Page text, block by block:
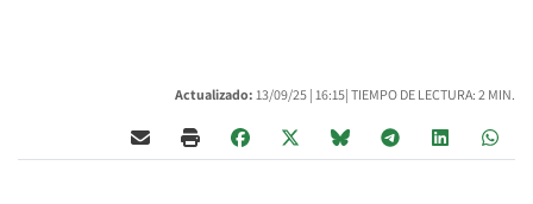
Actualizado: 13/09/25 | 16:15| TIEMPO DE LECTURA: 2 MIN.